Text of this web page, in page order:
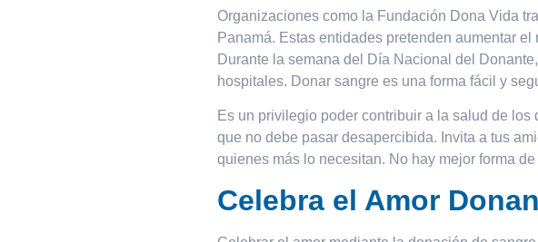
Organizaciones como la Fundación Dona Vida
Panamá. Estas entidades pretenden aumentar
Durante la semana del Día Nacional del
hospitales. Donar sangre es una forma fácil y
Es un privilegio poder contribuir a la salud de
que no debe pasar desapercibida. Invita a tus
quienes más lo necesitan. No hay mejor forma
Celebra el Amor